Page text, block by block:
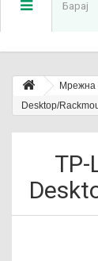
Мрежна
Desktop/